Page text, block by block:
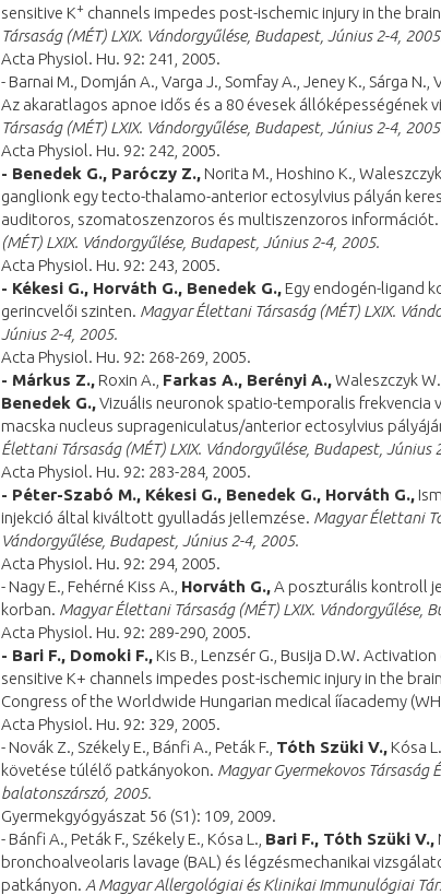
sensitive K+ channels impedes post-ischemic injury in the
Társaság (MÉT) LXIX. Vándorgyűlése, Budapest, Június 2-4,
Acta Physiol. Hu. 92: 241, 2005.
- Barnai M., Domján A., Varga J., Somfay A., Jeney K., Sárga N.,
Az akaratlagos apnoe idős és a 80 évesek állóképességének
Társaság (MÉT) LXIX. Vándorgyűlése, Budapest, Június 2-4,
Acta Physiol. Hu. 92: 242, 2005.
- Benedek G., Paróczy Z., Norita M., Hoshino K., Waleszczyk
ganglionk egy tecto-thalamo-anterior ectosylvius pályán
auditoros, szomatoszenzoros és multiszenzoros információt.
(MÉT) LXIX. Vándorgyűlése, Budapest, Június 2-4, 2005.
Acta Physiol. Hu. 92: 243, 2005.
- Kékesi G., Horváth G., Benedek G., Egy endogén-ligand
gerincvelői szinten. Magyar Élettani Társaság (MÉT) LXIX.
Június 2-4, 2005.
Acta Physiol. Hu. 92: 268-269, 2005.
- Márkus Z., Roxin A., Farkas A., Berényi A.,Waleszczyk W.,
Benedek G.,Vizuális neuronok spatio-temporalis frekvencia
macska nucleus suprageniculatus/anterior ectosylvius
Élettani Társaság (MÉT) LXIX. Vándorgyűlése, Budapest, Június
Acta Physiol. Hu. 92: 283-284, 2005.
- Péter-Szabó M., Kékesi G., Benedek G., Horváth G.,
injekció által kiváltott gyulladás jellemzése. Magyar Élettani
Vándorgyűlése, Budapest, Június 2-4, 2005.
Acta Physiol. Hu. 92: 294, 2005.
- Nagy E., Fehérné Kiss A., Horváth G.,A poszturális kontroll
korban. Magyar Élettani Társaság (MÉT) LXIX. Vándorgyűlése,
Acta Physiol. Hu. 92: 289-290, 2005.
- Bari F., Domoki F., Kis B., Lenzsér G., Busija D.W.
sensitive K+ channels impedes post-ischemic injury in the
Congress of the Worldwide Hungarian medical ííacademy
Acta Physiol. Hu. 92: 329, 2005.
- Novák Z., Székely E., Bánfi A., Peták F., Tóth Szüki V., Kósa L.,
követése túlélő patkányokon. Magyar Gyermekovos Társaság
balatonszárszó, 2005.
Gyermekgyógyászat 56 (S1): 109, 2009.
- Bánfi A., Peták F., Székely E., Kósa L., Bari F., Tóth Szüki V.,
bronchoalveolaris lavage (BAL) és légzésmechanikai
patkányon. A Magyar Allergológiai és Klinikai Immunulógiai